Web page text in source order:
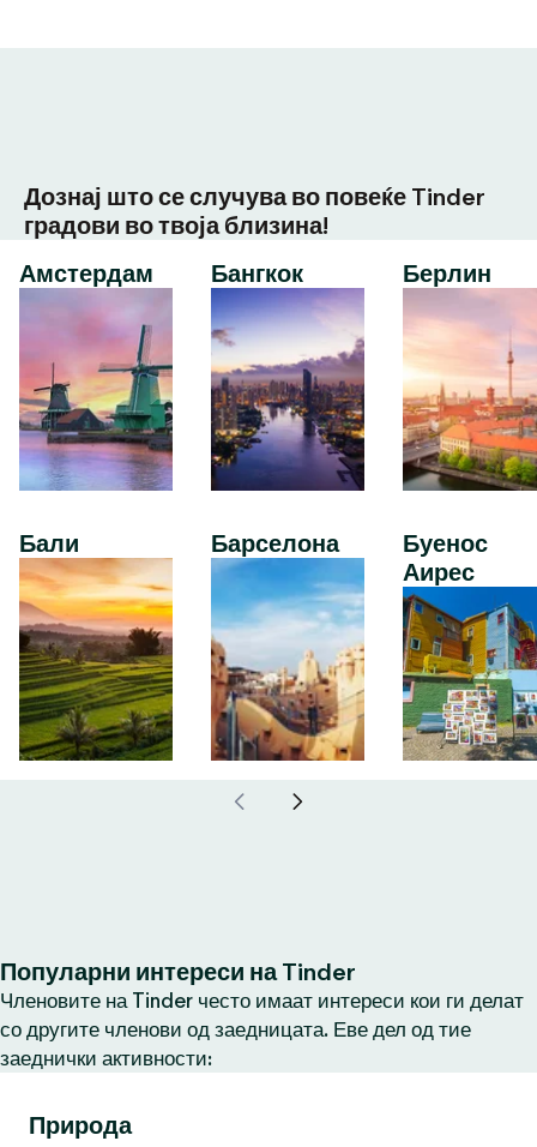
Дознај што се случува во повеќе Tinder
градови во твоја близина!
Амстердам
Бали
Бангкок
Барселона
Берлин
Буенос
Аирес
Популарни интереси на Tinder
Членовите на Tinder често имаат интереси кои ги делат
со другите членови од заедницата. Еве дел од тие
заеднички активности:
Природа